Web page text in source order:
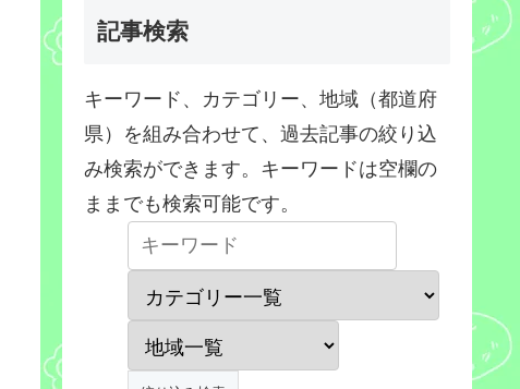
記事検索
キーワード、カテゴリー、地域（都道府
県）を組み合わせて、過去記事の絞り込
み検索ができます。キーワードは空欄の
ままでも検索可能です。